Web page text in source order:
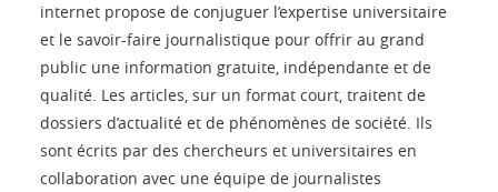
internet propose de conjuguer l’expertise universitaire
et le savoir-faire journalistique pour offrir au grand
public une information gratuite, indépendante et de
qualité. Les articles, sur un format court, traitent de
dossiers d’actualité et de phénomènes de société. Ils
sont écrits par des chercheurs et universitaires en
collaboration avec une équipe de journalistes